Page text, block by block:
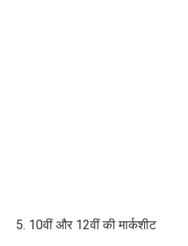
5. 10वीं और 12वीं की मार्कशीट